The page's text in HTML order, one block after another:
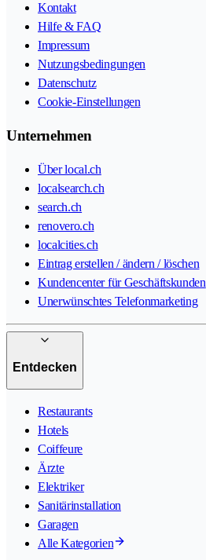
Kontakt
Hilfe & FAQ
Impressum
Nutzungsbedingungen
Datenschutz
Cookie-Einstellungen
Unternehmen
Über local.ch
localsearch.ch
search.ch
renovero.ch
localcities.ch
Eintrag erstellen / ändern / löschen
Kundencenter für Geschäftskunden
Unerwünschtes Telefonmarketing
Entdecken
Restaurants
Hotels
Coiffeure
Ärzte
Elektriker
Sanitärinstallation
Garagen
Alle Kategorien